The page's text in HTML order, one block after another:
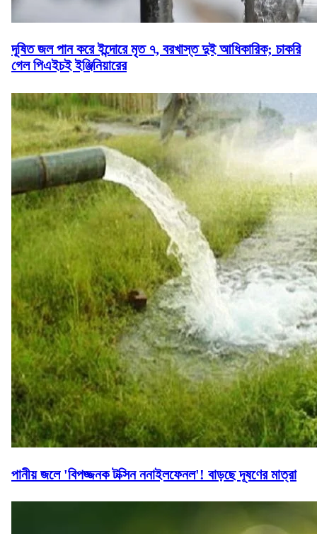
দূষিত জল পান করে ইন্দোরে মৃত ৭, বরখাস্ত দুই আধিকারিক; চাকরি
গেল পিএইচই ইঞ্জিনিয়ারের
পানীয় জলে 'বিপজ্জনক টক্সিন ননাইলফেনল'! বাড়ছে দূষণের মাত্রা